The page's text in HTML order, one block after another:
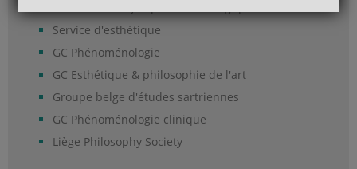
Service d'esthétique
GC Phénoménologie
GC Esthétique & philosophie de l'art
Groupe belge d'études sartriennes
GC Phénoménologie clinique
Liège Philosophy Society